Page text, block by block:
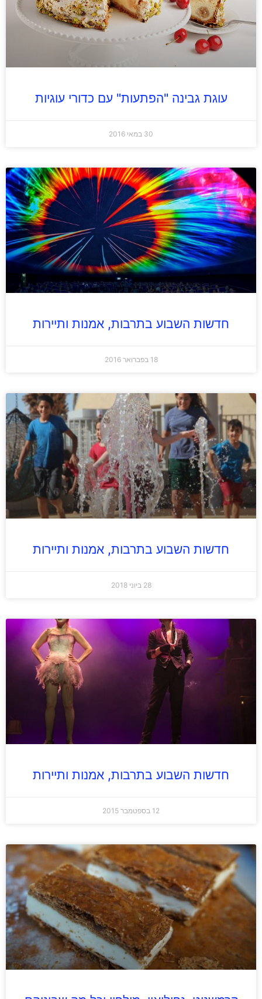
עוגת גבינה "הפתעות" עם כדורי עוגיות
30 במאי 2016
חדשות השבוע בתרבות, אמנות ותיירות
18 בפברואר 2016
חדשות השבוע בתרבות, אמנות ותיירות
28 ביוני 2018
חדשות השבוע בתרבות, אמנות ותיירות
12 בספטמבר 2015